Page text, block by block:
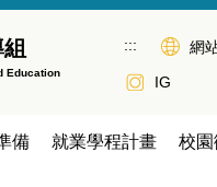
Education
::: 網
IG
備 就業學程計畫 校園